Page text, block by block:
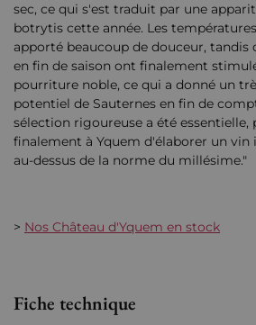
sec, ce qui s'est traduit par une
botrytis cette année. Les
apporté beaucoup de douceur, tandis
en fin de saison ont finalement
pourriture noble, ce qui a donné un
potentiel de Sauternes en fin de
sélection rigoureuse a été
finalement à Yquem d'élaborer un vin
au-dessus de la norme du millésime."
> Nos Château d'Yquem en stock
Fiche technique